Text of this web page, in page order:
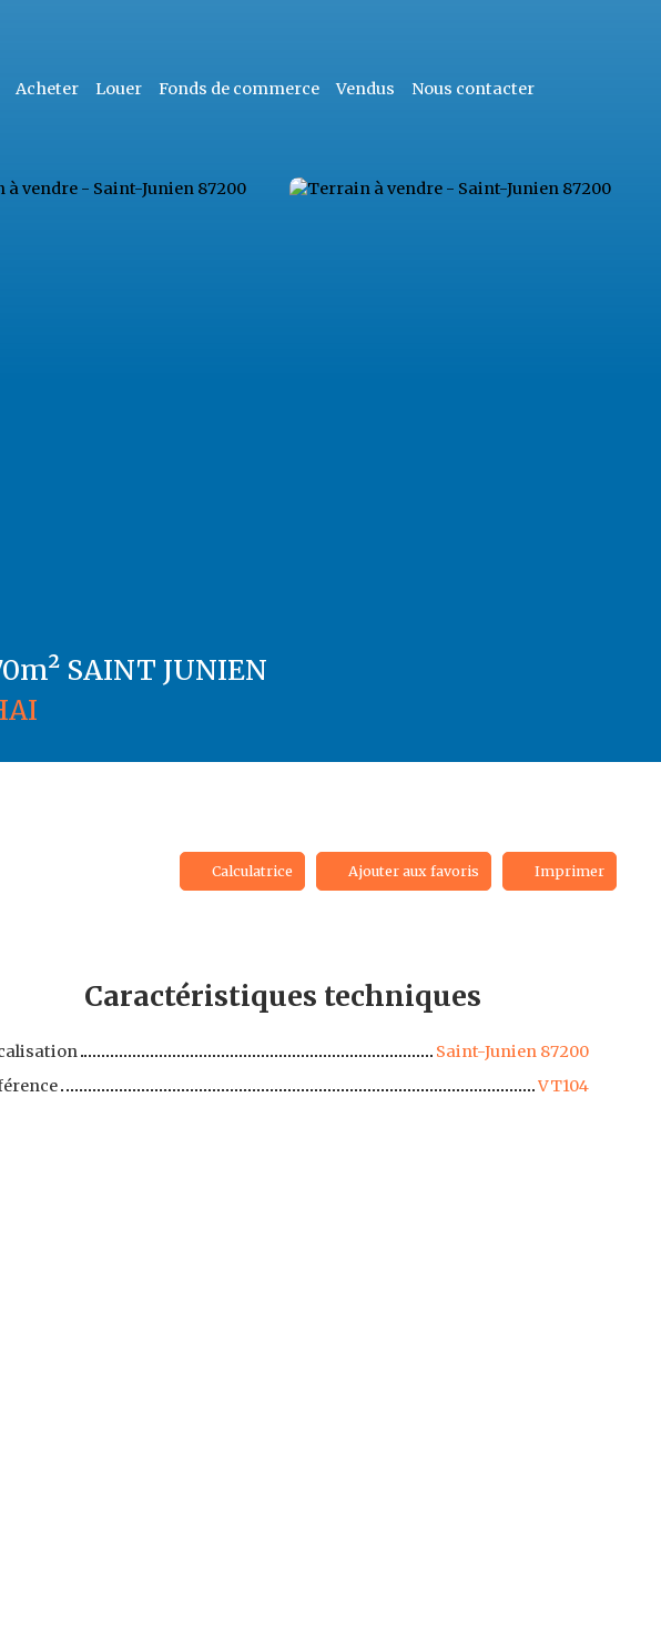
Acheter Louer Fonds de commerce Vendus Nous contacter
SAINT JUNIEN
Calculatrice Ajouter aux favoris Imprimer
Caractéristiques techniques
Saint-Junien 87200
VT104